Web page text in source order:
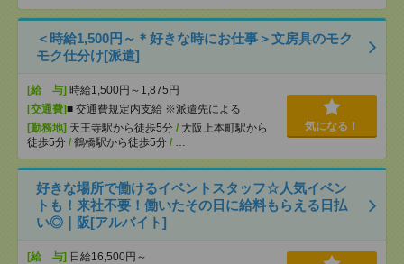
＜時給1,500円～＊好きな時にお仕事＞文房具のモク
モク仕分け[派遣]
[給 与] 時給1,500円～1,875円
[交通費]■ 交通費規定内支給 ※派遣先による
[勤務地] 天王寺駅から徒歩5分 / 大阪上本町駅から
徒歩5分 / 鶴橋駅から徒歩5分 / …
気になる！
好きな場所で働けるイベントスタッフ☆人気イベン
トも！来社不要！働いたその日に給料もらえる日払
い◎｜阪[アルバイト]
[給 与] 日給16,500円～